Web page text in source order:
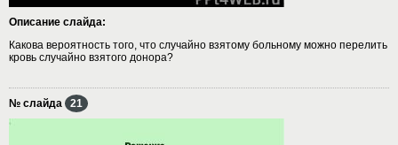
Описание слайда:
Какова вероятность того, что случайно взятому больному можно перелить
кровь случайно взятого донора?
№ слайда 21